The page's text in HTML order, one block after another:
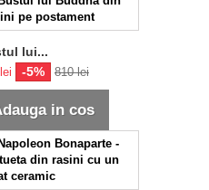
lui...
-5% 810 lei
in cos